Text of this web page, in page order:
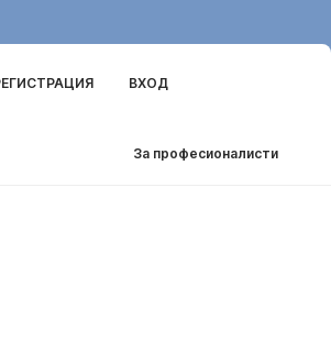
ВХОД
За професионалисти